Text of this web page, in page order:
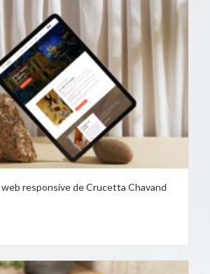
responsive de Crucetta Chavand